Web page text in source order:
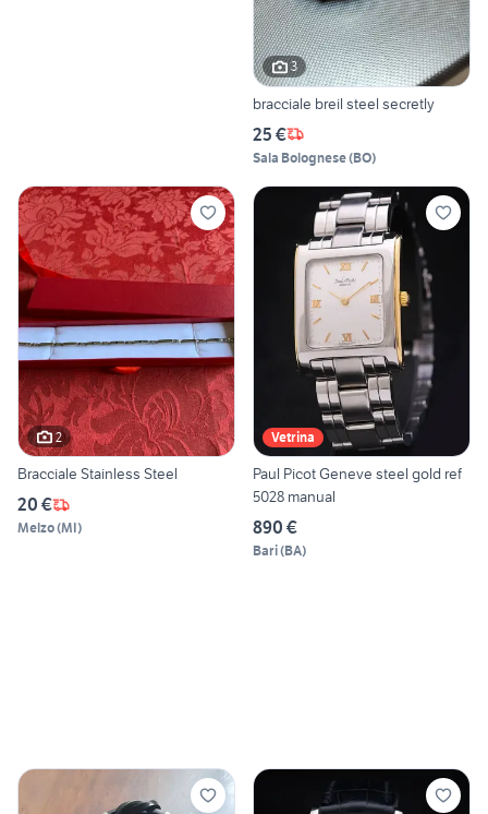
3
bracciale breil steel secretly
25 €
Sala Bolognese(BO)
2
Bracciale Stainless Steel
20 €
Melzo(MI)
Vetrina
Paul Picot Geneve steel gold ref
5028 manual
890 €
Bari(BA)